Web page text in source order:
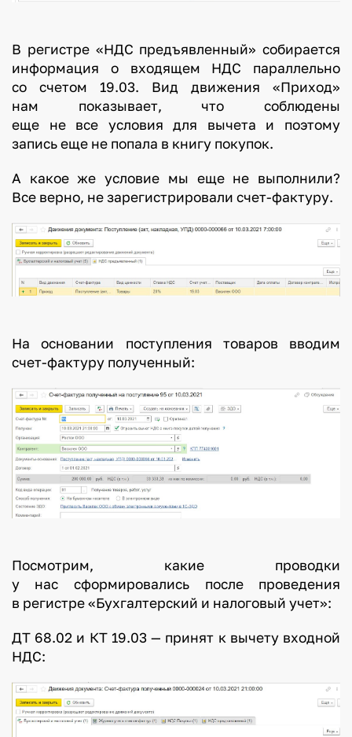
В регистре «НДС предъявленный» собирается
информация о входящем НДС параллельно
со счетом 19.03. Вид движения «Приход»
нам показывает, что соблюдены
еще не все условия для вычета и поэтому
запись еще не попала в книгу покупок.
А какое же условие мы еще не выполнили?
Все верно, не зарегистрировали счет-фактуру.
На основании поступления товаров вводим
счет-фактуру полученный:
Посмотрим, какие проводки
у нас сформировались после проведения
в регистре «Бухгалтерский и налоговый учет»:
ДТ 68.02 и КТ 19.03 — принят к вычету входной
НДС: